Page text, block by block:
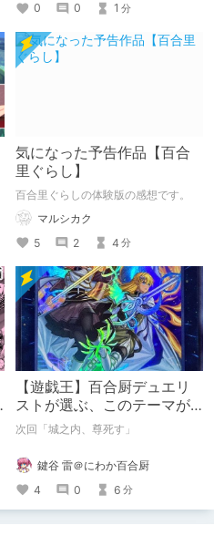
0
0 1 分
気になった予告作品【百合
里ぐらし】
百合里ぐらしの体験版の感想です。
マルシカク
5
2 4 分
【遊戯王】百合厨デュエリ
ストが選ぶ、このテーマが
尊い！その２
次回「城之内、尊死す」
鍵谷 雷＠にわか百合厨
4
0 6 分